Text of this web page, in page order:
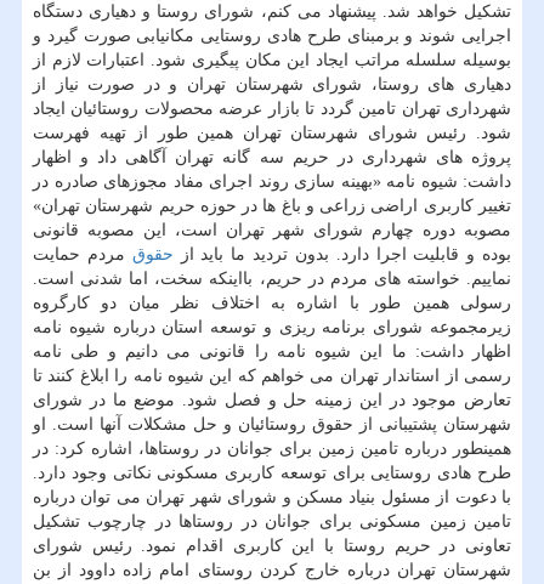
تشكیل خواهد شد. پیشنهاد می كنم، شورای روستا و دهیاری دستگاه
اجرایی شوند و برمبنای طرح هادی روستایی مكانیابی صورت گیرد و
بوسیله سلسله مراتب ایجاد این مكان پیگیری شود. اعتبارات لازم از
دهیاری های روستا، شورای شهرستان تهران و در صورت نیاز از
شهرداری تهران تامین گردد تا بازار عرضه محصولات روستائیان ایجاد
شود. رئیس شورای شهرستان تهران همین طور از تهیه فهرست
پروژه های شهرداری در حریم سه گانه تهران آگاهی داد و اظهار
داشت: شیوه نامه «بهینه سازی روند اجرای مفاد مجوزهای صادره در
تغییر كاربری اراضی زراعی و باغ ها در حوزه حریم شهرستان تهران»
مصوبه دوره چهارم شورای شهر تهران است، این مصوبه قانونی
بوده و قابلیت اجرا دارد. بدون تردید ما باید از حقوق مردم حمایت
نماییم. خواسته های مردم در حریم، بااینكه سخت، اما شدنی است.
رسولی همین طور با اشاره به اختلاف نظر میان دو كارگروه
زیرمجموعه شورای برنامه ریزی و توسعه استان درباره شیوه نامه
اظهار داشت: ما این شیوه نامه را قانونی می دانیم و طی نامه
رسمی از استاندار تهران می خواهم كه این شیوه نامه را ابلاغ كنند تا
تعارض موجود در این زمینه حل و فصل شود. موضع ما در شورای
شهرستان پشتیبانی از حقوق روستائیان و حل مشكلات آنها است. او
همینطور درباره تامین زمین برای جوانان در روستاها، اشاره كرد: در
طرح هادی روستایی برای توسعه كاربری مسكونی نكاتی وجود دارد.
با دعوت از مسئول بنیاد مسكن و شورای شهر تهران می توان درباره
تامین زمین مسكونی برای جوانان در روستاها در چارچوب تشكیل
تعاونی در حریم روستا با این كاربری اقدام نمود. رئیس شورای
شهرستان تهران درباره خارج كردن روستای امام زاده داوود از بن